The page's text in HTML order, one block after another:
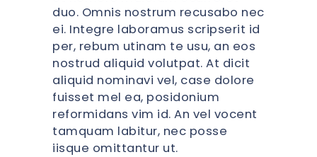
duo. Omnis nostrum recusabo nec
ei. Integre laboramus scripserit id
per, rebum utinam te usu, an eos
nostrud aliquid volutpat. At dicit
aliquid nominavi vel, case dolore
fuisset mel ea, posidonium
reformidans vim id. An vel vocent
tamquam labitur, nec posse
iisque omittantur ut.